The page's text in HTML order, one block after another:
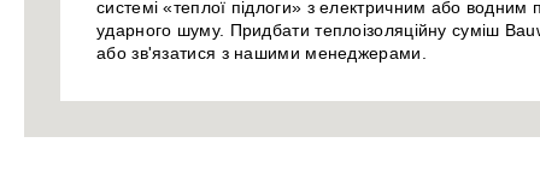
системі «теплої підлоги» з електричним або водним
ударного шуму. Придбати теплоізоляційну суміш
або зв'язатися з нашими менеджерами.